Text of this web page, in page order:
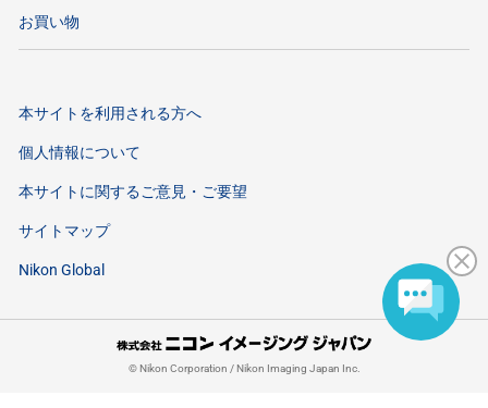
お買い物
本サイトを利用される方へ
個人情報について
本サイトに関するご意見・ご要望
サイトマップ
Nikon Global
© Nikon Corporation / Nikon Imaging Japan Inc.